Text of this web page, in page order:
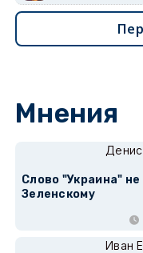
Мнения
Слово "Украина"
Зеленскому
Иван